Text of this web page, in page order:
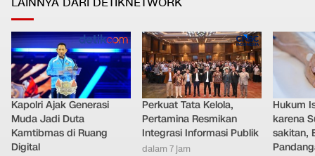
Kapolri Ajak Generasi
Muda Jadi Duta
Kamtibmas di Ruang
Digital
Perkuat Tata Kelola,
Pertamina Resmikan
Integrasi Informasi Publik
dalam 7 jam
Hukum
karena
sakitan,